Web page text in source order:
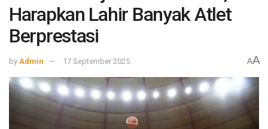
Harapkan Lahir Banyak Atlet
Berprestasi
by Admin 17 September 2025 AA